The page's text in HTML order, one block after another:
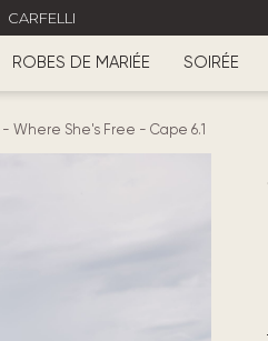
CARFELLI
ROBES DE MARIÉE SOIRÉE
- Where She's Free - Cape 6.1